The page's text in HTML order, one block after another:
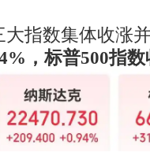
指数集体收涨
，标普500指